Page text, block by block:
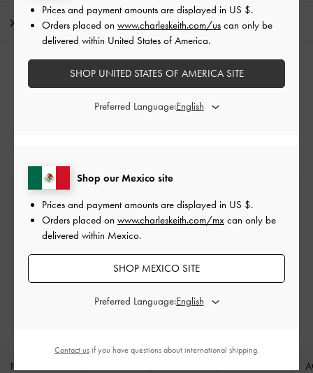
Envío y Devoluciones
CATEGORÍAS RELACIONADAS
Envío estándar gratuita
En todos los pedidos con gasto mínimo*
Disfruta de beneficios exclusivos
NOVEDADES
Shop our Mexico site
Prices and payment amounts are displayed in US $.
Orders placed on www.charleskeith.com/mx can only be
delivered within Mexico.
SHOP MEXICO SITE
Preferred Language:
Prices and payment amounts are displayed in US $.
Orders placed on www.charleskeith.com/us can only be
delivered within United States of America.
SHOP UNITED STATES OF AMERICA SITE
Preferred Language:
Contact usif you have questions about international shipping.